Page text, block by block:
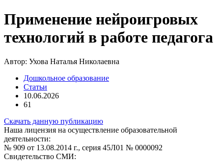
Применение нейроигровых
технологий в работе педагога
Автор: Ухова Наталья Николаевна
Дошкольное образование
Статьи
10.06.2026
61
Скачать данную публикацию
Наша лицензия на осуществление образовательной
деятельности:
№ 909 от 13.08.2014 г., серия 45Л01 № 0000092
Свидетельство СМИ: